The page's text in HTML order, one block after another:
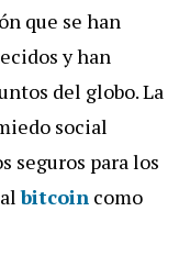
que se han
y han
del globo. La
social
seguros para los
albitcoin como